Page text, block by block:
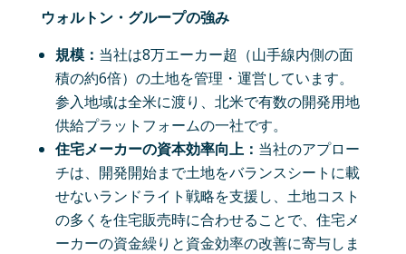
ウォルトン・グループの強み
規模： 当社は8万エーカー超（山手線内側の面
積の約6倍）の土地を管理・運営しています。
参入地域は全米に渡り、北米で有数の開発用地
供給プラットフォームの一社です。
住宅メーカーの資本効率向上： 当社のアプロー
チは、開発開始まで土地をバランスシートに載
せないランドライト戦略を支援し、土地コスト
の多くを住宅販売時に合わせることで、住宅メ
ーカーの資金繰りと資金効率の改善に寄与しま